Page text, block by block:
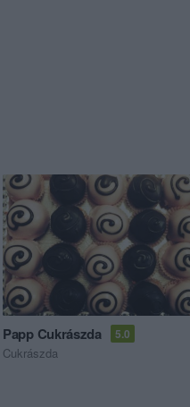
Papp Cukrászda 5.0
Cukrászda